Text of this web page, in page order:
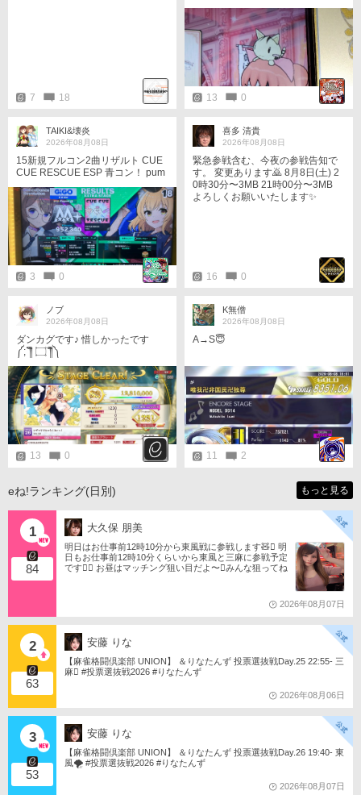
7 18 13 0
TAIKI&壊炎
2026年08月08日
15新規フルコン2曲リザルト CUE
CUE RESCUE ESP 青コン！ pum
p pum pump ESP 青コン！ がむし
ゃらに踏んでる😇フルコンしなが
らフレアは大変だ🙄
3 0
喜多 清貴
2026年08月08日
緊急参戦含む、今夜の参戦告知で
す。 変更あります🙇 8月8日(土) 2
0時30分〜3MB 21時00分〜3MB
よろしくお願いいたします✨
16 0
ノブ
2026年08月08日
ダンカグです♪ 惜しかったです
༼⁠;⁠´⁠༎ຶ⁠ ⁠۝ ⁠༎ຶ⁠༽
13 0
K無僧
2026年08月08日
A→S😇
11 2
eね!ランキング(日別) もっと見る
1
84
大久保 朋美
明日はお仕事前12時10分から東風戦に参戦します🧸󾬏 明
日もお仕事前12時10分くらいから東風と三麻に参戦予定
です󾠔󾭠 お昼はマッチング狙い目だよ〜󾍘みんな狙ってね
2026年08月07日
2
63
安藤 りな
【麻雀格闘倶楽部 UNION】 ＆りなたんず 投票選抜戦Day.25 22:55- 三
麻󾆽 #投票選抜戦2026 #りなたんず
2026年08月06日
3
53
安藤 りな
【麻雀格闘倶楽部 UNION】 ＆りなたんず 投票選抜戦Day.26 19:40- 東
風🌪️ #投票選抜戦2026 #りなたんず
2026年08月07日